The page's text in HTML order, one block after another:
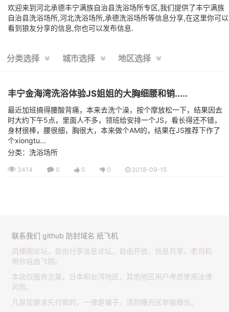
欢迎来到河北承德丰宁满族自治县洗浴场所专区,我们提供了丰宁满族
自治县洗浴场所,河北洗浴场所,承德洗浴场所等信息分享,在这里你可以
看到狼友分享的信息,你也可以发布信息.
分类选择 城市选择 地区选择
丰宁金海湾洗浴体验JS姐姐的大胸细腰和销.....
最近加班搞得腰酸背痛，本来去洗个澡，按个摩放松一下，结果因去
时大约下午5点，里面人不多，领班给安排一个JS，看长得还不错，
身材很棒，腰很细，胸很大，本来做个AM的，结果在JS推荐下作了
个xiongtu...
分类：洗浴场所
3414 0 0 0 2018-09-15
联系我们 github 防封域名 纸飞机
凤楼阁论坛，自由分享信息论坛，自由开放，信息共享，老司机
带你自由飞翔。
本站仅服务北美，日本和台湾地区，其他地区用户考虑使用法律
风险。
凡是现要求先付款的，一律是骗子，请到曝光区举报曝光。